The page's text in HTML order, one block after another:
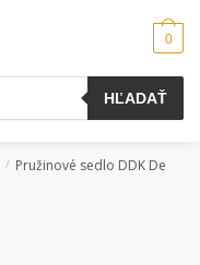
HĽADAŤ
0
/ Pružinové sedlo DDK De